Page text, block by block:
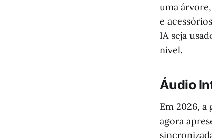
uma
e
IA seja
nível.
Áudio
Em 2026, a
agora